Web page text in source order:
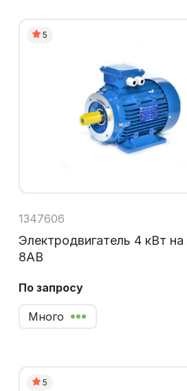
5
1347606
Электродвигатель 4 кВт на
8AB
По запросу
Много
5